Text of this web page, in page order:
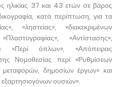
ηλικίας 37 και 43 ετών σε βάρος
κατά περίπτωση, για τα
«ληστείας», «διακεκριμένων
«Αντίστασης»,
όπλων», «Απόπειρας
Νομοθεσίας περί «Ρυθμίσεων
μεταφορών, δημοσίων έργων» και
ουσιών».